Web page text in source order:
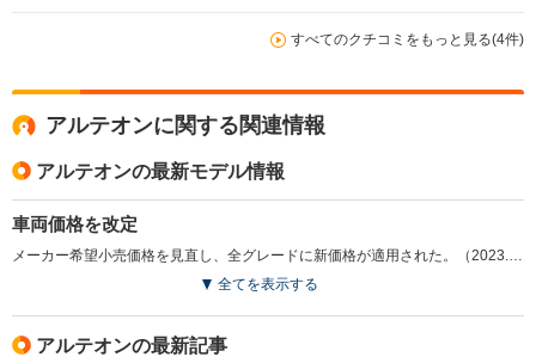
すべてのクチコミをもっと見る(4件)
アルテオンに関する関連情報
アルテオンの最新モデル情報
車両価格を改定
全てを表示する
アルテオンの最新記事